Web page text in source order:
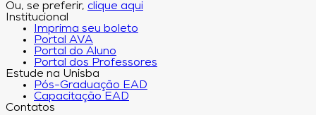
Ou, se preferir, clique aqui
Institucional
Imprima seu boleto
Portal AVA
Portal do Aluno
Portal dos Professores
Estude na Unisba
Pós-Graduação EAD
Capacitação EAD
Contatos